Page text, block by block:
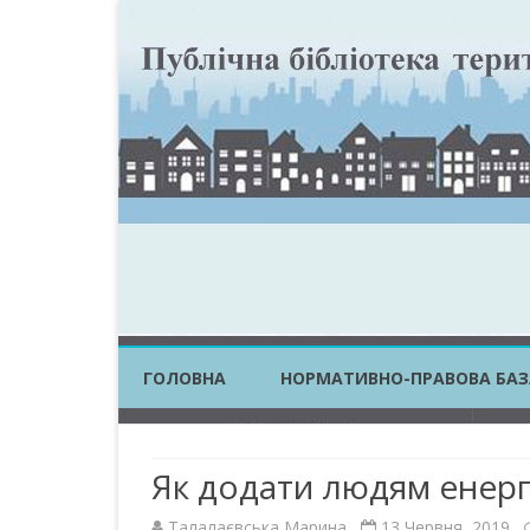
ГОЛОВНА НОРМАТИВНО-ПРАВОВА
ПОСТАНОВИ КМУ
Як додати людям